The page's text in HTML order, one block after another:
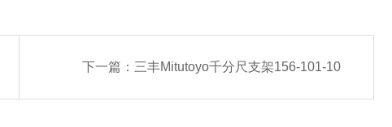
下一篇： 三丰Mitutoyo千分尺支架156-101-10